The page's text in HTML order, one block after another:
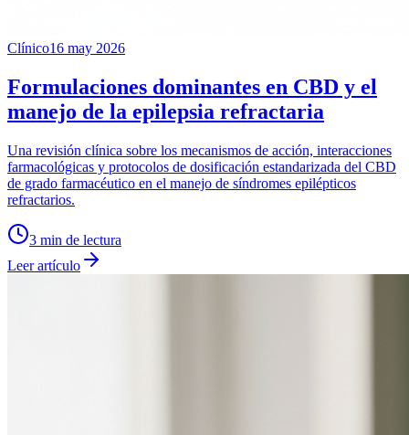
Clínico16 may 2026
Formulaciones dominantes en CBD y el
manejo de la epilepsia refractaria
Una revisión clínica sobre los mecanismos de acción, interacciones
farmacológicas y protocolos de dosificación estandarizada del CBD
de grado farmacéutico en el manejo de síndromes epilépticos
refractarios.
3 min de lectura
Leer artículo